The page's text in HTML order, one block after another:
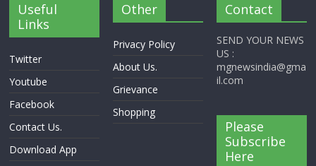
Useful
Links
Twitter
Youtube
Facebook
Contact Us.
Download App
Other
Privacy Policy
About Us.
Grievance
Shopping
Contact
SEND YOUR NEWS
US :
mgnewsindia@gma
il.com
Please
Subscribe
Here